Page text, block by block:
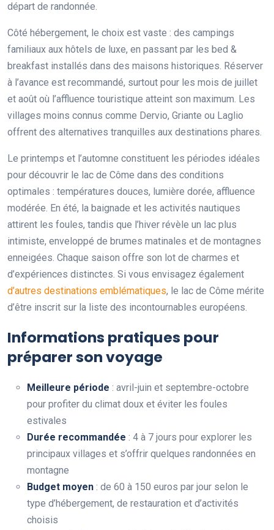
départ de randonnée.
Côté hébergement, le choix est vaste : des campings
familiaux aux hôtels de luxe, en passant par les bed &
breakfast installés dans des maisons historiques. Réserver
à l’avance est recommandé, surtout pour les mois de juillet
et août où l’affluence touristique atteint son maximum. Les
villages moins connus comme Dervio, Griante ou Laglio
offrent des alternatives tranquilles aux destinations phares.
Le printemps et l’automne constituent les périodes idéales
pour découvrir le lac de Côme dans des conditions
optimales : températures douces, lumière dorée, affluence
modérée. En été, la baignade et les activités nautiques
attirent les foules, tandis que l’hiver révèle un lac plus
intimiste, enveloppé de brumes matinales et de montagnes
enneigées. Chaque saison offre son lot de charmes et
d’expériences distinctes. Si vous envisagez également
d’autres destinations emblématiques, le lac de Côme mérite
d’être inscrit sur la liste des incontournables européens.
Informations pratiques pour
préparer son voyage
Meilleure période : avril-juin et septembre-octobre
pour profiter du climat doux et éviter les foules
estivales
Durée recommandée : 4 à 7 jours pour explorer les
principaux villages et s’offrir quelques randonnées en
montagne
Budget moyen : de 60 à 150 euros par jour selon le
type d’hébergement, de restauration et d’activités
choisis